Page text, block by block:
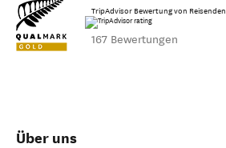
TripAdvisor Bewertung von Reisenden
167 Bewertungen
Über uns